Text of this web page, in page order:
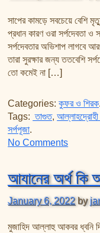
সাপের কামড়ে সবচেয়ে বেশি
প্রধান কারণ ওরা সর্পদেবতা ও
সর্পদেবতার অভিশাপ লাগবে
তারা সুরক্ষার জন্য ততবেশি
তো কমেই না […]
Categories: কুফর ও শিরক.
Tags: তাগুত,
সর্পপূজা.
No Commentson
আযানের অর্থ কি
January 6, 2022 by
মুজাহিদ আল্লাহু আকবর ধ্বনি